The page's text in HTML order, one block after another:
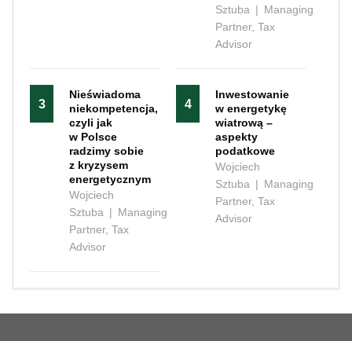
Sztuba | Managing
Partner, Tax
Advisor
3
Nieświadoma
niekompetencja,
czyli jak
w Polsce
radzimy sobie
z kryzysem
energetycznym
Wojciech
Sztuba | Managing
Partner, Tax
Advisor
4
Inwestowanie
w energetykę
wiatrową –
aspekty
podatkowe
Wojciech
Sztuba | Managing
Partner, Tax
Advisor